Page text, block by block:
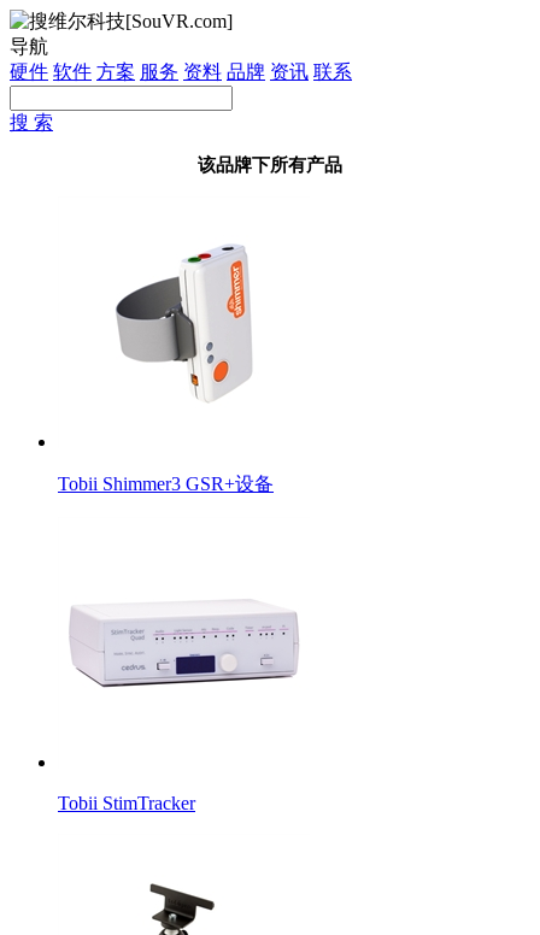
导航
硬件 软件 方案 服务 资料 品牌 资讯 联系
搜 索
该品牌下所有产品
Tobii Shimmer3 GSR+设备
Tobii StimTracker